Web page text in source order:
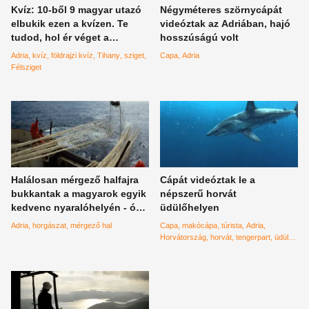
Kvíz: 10-ből 9 magyar utazó
elbukik ezen a kvízen. Te
tudod, hol ér véget a
szárazföld?
Adria kvíz földrajzi kvíz Tihany sziget
Félsziget
Négyméteres szörnycápát
videóztak az Adriában, hajó
hosszúságú volt
Capa Adria
Halálosan mérgező halfajra
bukkantak a magyarok egyik
kedvenc nyaralóhelyén - óva
intenek mindenkit
Adria horgászat mérgező hal
Cápát videóztak le a
népszerű horvát
üdülőhelyen
Capa makócápa túrista Adria
Horvátország horvát tengerpart üdülő